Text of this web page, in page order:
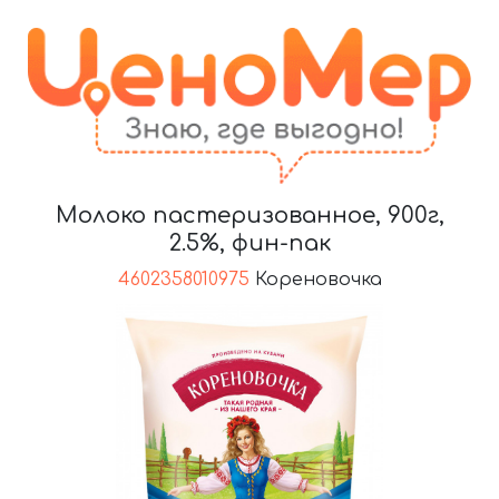
Молоко пастеризованное, 900г,
2.5%, фин-пак
4602358010975 Кореновочка